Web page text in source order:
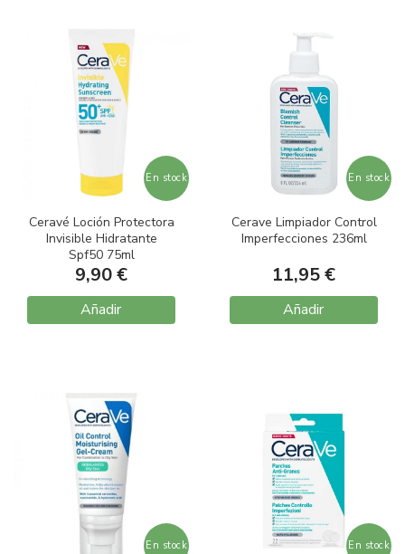
En stock
Ceravé Loción Protectora
Invisible Hidratante
Spf50 75ml
9,90 €
Añadir
En stock
Cerave Limpiador Control
Imperfecciones 236ml
11,95 €
Añadir
En stock En stock